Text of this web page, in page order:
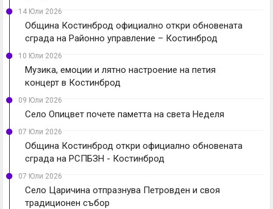
14 Юли 2026
Община Костинброд официално откри обновената
сграда на Районно управление – Костинброд
10 Юли 2026
Музика, емоции и лятно настроение на петия
концерт в Костинброд
09 Юли 2026
Село Опицвет почете паметта на света Неделя
07 Юли 2026
Община Костинброд откри официално обновената
сграда на РСПБЗН - Костинброд
07 Юли 2026
Село Царичина отпразнува Петровден и своя
традиционен събор